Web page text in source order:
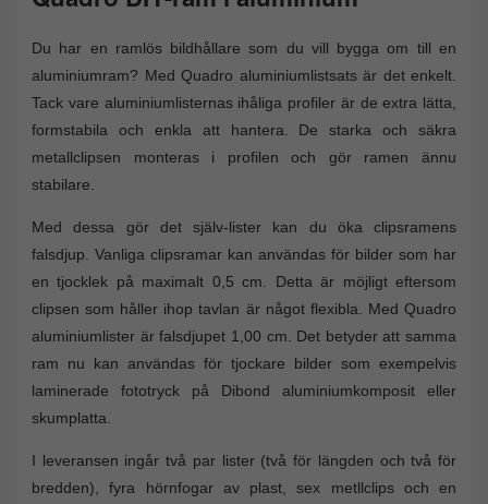
Du har en ramlös bildhållare som du vill bygga om till en
aluminiumram? Med Quadro aluminiumlistsats är det enkelt.
Tack vare aluminiumlisternas ihåliga profiler är de extra lätta,
formstabila och enkla att hantera. De starka och säkra
metallclipsen monteras i profilen och gör ramen ännu
stabilare.
Med dessa gör det själv-lister kan du öka clipsramens
falsdjup. Vanliga clipsramar kan användas för bilder som har
en tjocklek på maximalt 0,5 cm. Detta är möjligt eftersom
clipsen som håller ihop tavlan är något flexibla. Med Quadro
aluminiumlister är falsdjupet 1,00 cm. Det betyder att samma
ram nu kan användas för tjockare bilder som exempelvis
laminerade fototryck på Dibond aluminiumkomposit eller
skumplatta.
I leveransen ingår två par lister (två för längden och två för
bredden), fyra hörnfogar av plast, sex metllclips och en